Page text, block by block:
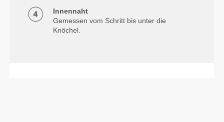
Innennaht
Gemessen vom Schritt bis unter die
Knöchel.